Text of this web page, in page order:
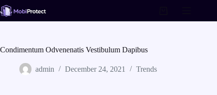
Skip
to
content
cart
Condimentum Odvenenatis Vestibulum Dapibus
admin December 24, 2021 Trends